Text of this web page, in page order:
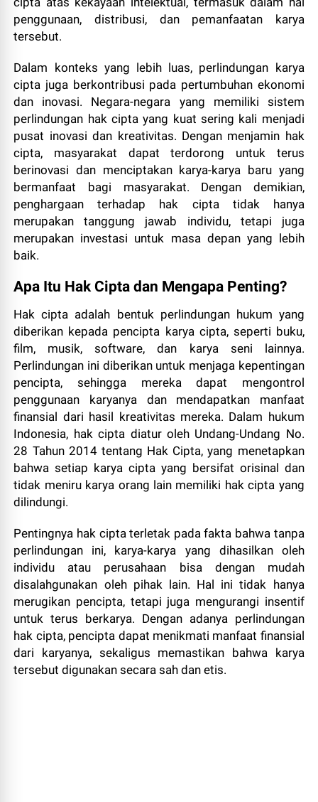
penggunaan, distribusi, dan pemanfaatan karya
tersebut.
Dalam konteks yang lebih luas, perlindungan karya
cipta juga berkontribusi pada pertumbuhan ekonomi
dan inovasi. Negara-negara yang memiliki sistem
perlindungan hak cipta yang kuat sering kali menjadi
pusat inovasi dan kreativitas. Dengan menjamin hak
cipta, masyarakat dapat terdorong untuk terus
berinovasi dan menciptakan karya-karya baru yang
bermanfaat bagi masyarakat. Dengan demikian,
penghargaan terhadap hak cipta tidak hanya
merupakan tanggung jawab individu, tetapi juga
merupakan investasi untuk masa depan yang lebih
baik.
Apa Itu Hak Cipta dan Mengapa Penting?
Hak cipta adalah bentuk perlindungan hukum yang
diberikan kepada pencipta karya cipta, seperti buku,
film, musik, software, dan karya seni lainnya.
Perlindungan ini diberikan untuk menjaga kepentingan
pencipta, sehingga mereka dapat mengontrol
penggunaan karyanya dan mendapatkan manfaat
finansial dari hasil kreativitas mereka. Dalam hukum
Indonesia, hak cipta diatur oleh Undang-Undang No.
28 Tahun 2014 tentang Hak Cipta, yang menetapkan
bahwa setiap karya cipta yang bersifat orisinal dan
tidak meniru karya orang lain memiliki hak cipta yang
dilindungi.
Pentingnya hak cipta terletak pada fakta bahwa tanpa
perlindungan ini, karya-karya yang dihasilkan oleh
individu atau perusahaan bisa dengan mudah
disalahgunakan oleh pihak lain. Hal ini tidak hanya
merugikan pencipta, tetapi juga mengurangi insentif
untuk terus berkarya. Dengan adanya perlindungan
hak cipta, pencipta dapat menikmati manfaat finansial
dari karyanya, sekaligus memastikan bahwa karya
tersebut digunakan secara sah dan etis.